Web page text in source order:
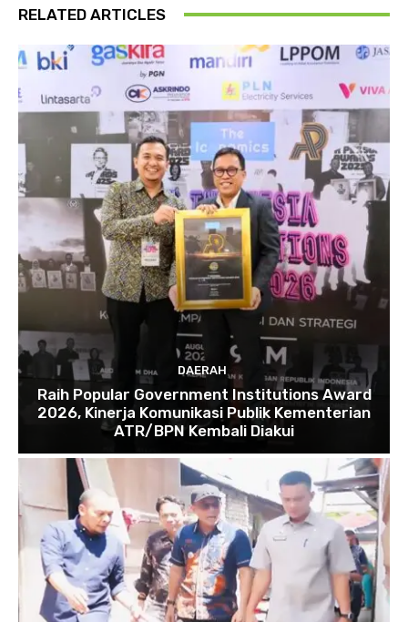
RELATED ARTICLES
DAERAH
Raih Popular Government Institutions Award
2026, Kinerja Komunikasi Publik Kementerian
ATR/BPN Kembali Diakui